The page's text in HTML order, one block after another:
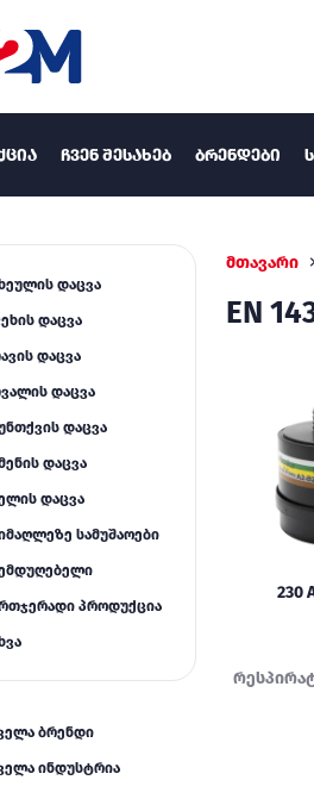
ᲩᲕᲔᲜ ᲨᲔᲡᲐᲮᲔᲑ ᲑᲠᲔᲜᲓᲔᲑᲘ
დაცვა
დაცვა
დაცვა
დაცვა
დაცვა
დაცვა
დაცვა
სამუშაოები
პროდუქცია
ბრენდი
ინდუსტრია
მთავარი
EN
230